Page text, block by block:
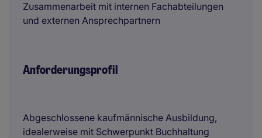
Zusammenarbeit mit internen Fachabteilungen
und externen Ansprechpartnern
Anforderungsprofil
Abgeschlossene kaufmännische Ausbildung,
idealerweise mit Schwerpunkt Buchhaltung